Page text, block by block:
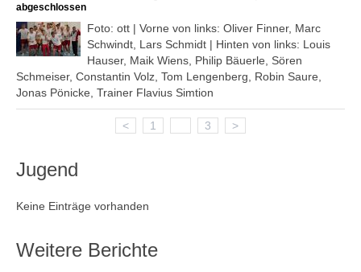
abgeschlossen
Foto: ott | Vorne von links: Oliver Finner, Marc
Schwindt, Lars Schmidt | Hinten von links: Louis
Hauser, Maik Wiens, Philip Bäuerle, Sören
Schmeiser, Constantin Volz, Tom Lengenberg, Robin Saure,
Jonas Pönicke, Trainer Flavius Simtion
< 1 3 >
Jugend
Keine Einträge vorhanden
Weitere Berichte